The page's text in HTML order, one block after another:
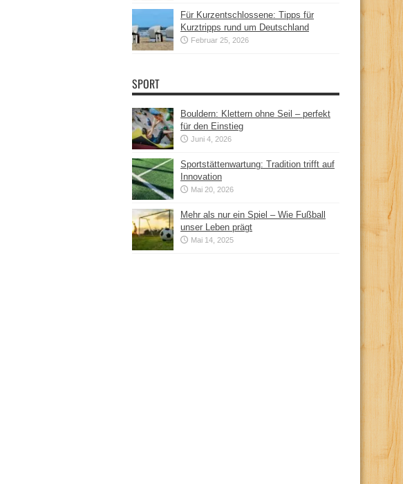
Für Kurzentschlossene: Tipps für
Kurztripps rund um Deutschland
Februar 25, 2026
SPORT
Bouldern: Klettern ohne Seil – perfekt
für den Einstieg
Juni 4, 2026
Sportstättenwartung: Tradition trifft auf
Innovation
Mai 20, 2026
Mehr als nur ein Spiel – Wie Fußball
unser Leben prägt
Mai 14, 2025